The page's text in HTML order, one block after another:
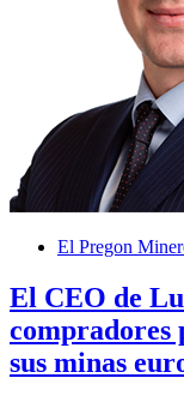
El Pregon
El CEO de
compradores
sus minas